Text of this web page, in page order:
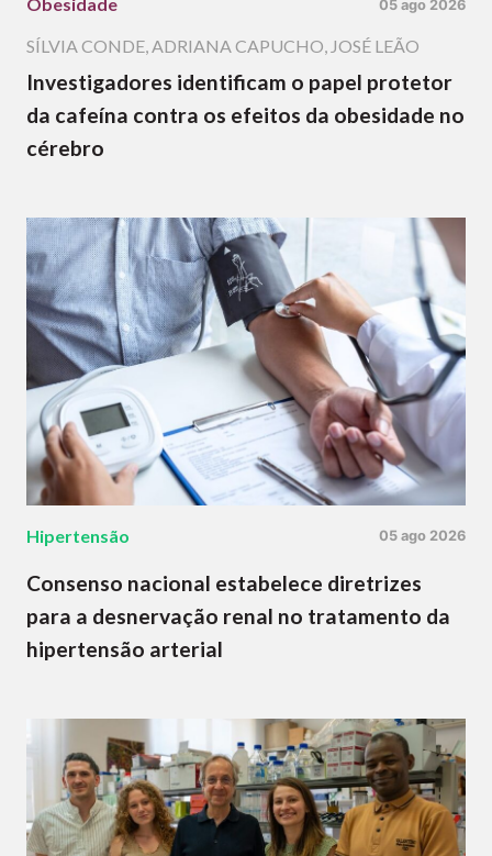
Obesidade 05 ago 2026
SÍLVIA CONDE,ADRIANA CAPUCHO, JOSÉ LEÃO
Investigadores identificam o papel protetor
da cafeína contra os efeitos da obesidade no
cérebro
Hipertensão 05 ago 2026
Consenso nacional estabelece diretrizes
para a desnervação renal no tratamento da
hipertensão arterial